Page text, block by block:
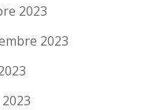
2023
2023